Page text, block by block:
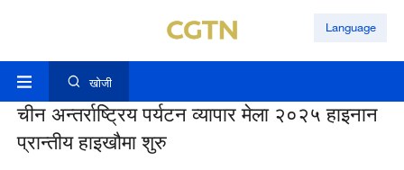
Language
खोजी
चीन अन्तर्राष्ट्रिय पर्यटन व्यापार मेला २०२५ हाइनान
प्रान्तीय हाइखौमा शुरु